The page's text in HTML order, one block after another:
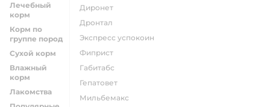
Лечебный
корм
Корм по
группе пород
Сухой корм
Влажный
корм
Лакомства
диронет
дронтал
экспресс успокоин
фиприст
габитабс
гепатовет
мильбемакс